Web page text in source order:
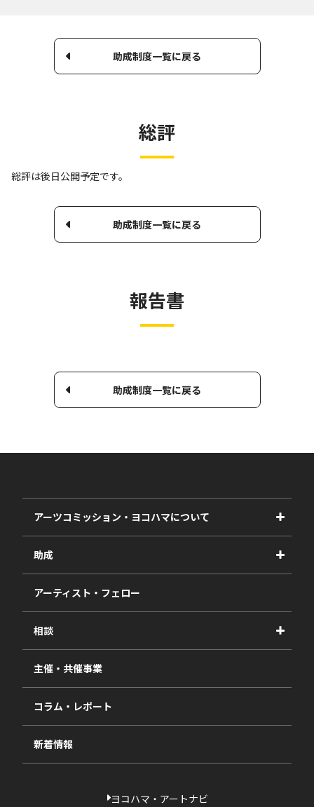
助成制度一覧に戻る
総評
総評は後日公開予定です。
助成制度一覧に戻る
報告書
助成制度一覧に戻る
アーツコミッション・ヨコハマについて
事業紹介
事業報告書
助成
2027年度
2026年度
2025年度
2024年度
2023年度
過去の採択一覧
アーティスト・フェロー
相談
視察・ヒアリング・研究
相談依頼フォーム
主催・共催事業
コラム・レポート
新着情報
ヨコハマ・アートナビ